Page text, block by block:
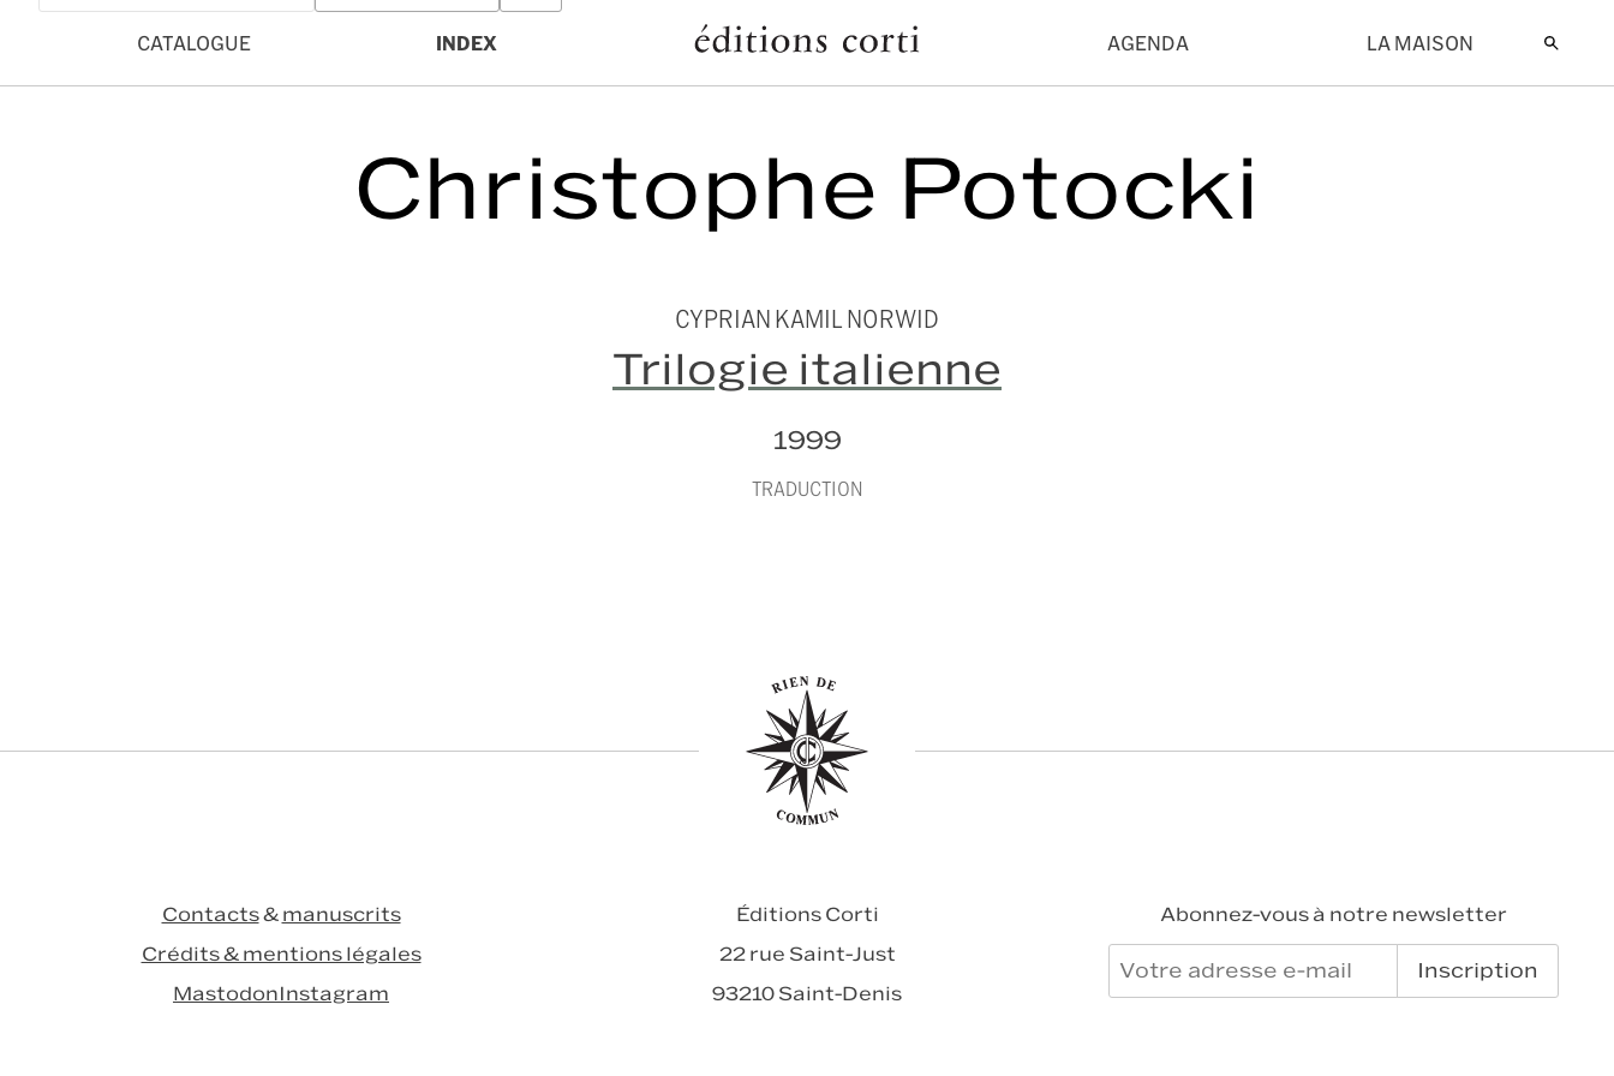
CATALOGUE INDEX AGENDA LA MAISON
Christophe Potocki
CYPRIAN KAMIL NORWID
Trilogie italienne
1999
TRADUCTION
Éditions Corti
22 rue Saint-Just
93210 Saint-Denis
Abonnez-vous à notre newsletter
Inscription
Contacts& manuscrits
Crédits & mentions légales
MastodonInstagram